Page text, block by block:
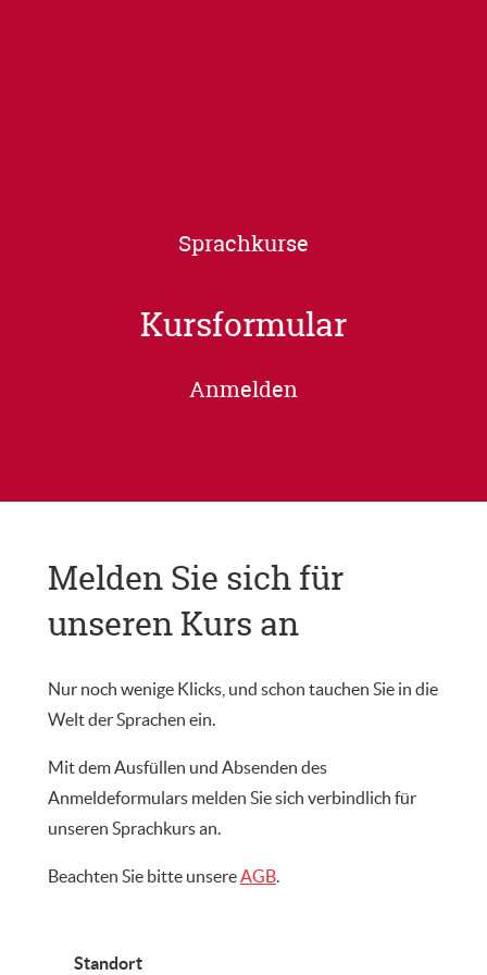
Sprachkurse
Kursformular
Anmelden
Melden Sie sich für
unseren Kurs an
Nur noch wenige Klicks, und schon tauchen Sie in die
Welt der Sprachen ein.
Mit dem Ausfüllen und Absenden des
Anmeldeformulars melden Sie sich verbindlich für
unseren Sprachkurs an.
Beachten Sie bitte unsereAGB.
Standort